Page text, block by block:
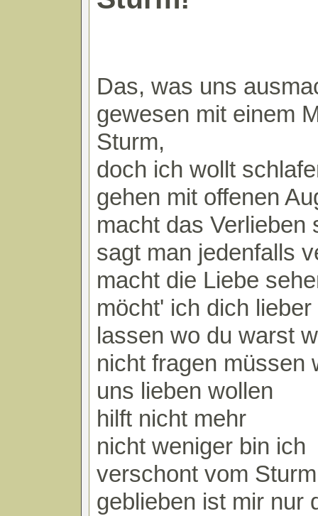
Das, was uns
gewesen mit einem
Sturm,
doch ich wollt
gehen mit offenen
macht das Verlieben
sagt man jedenfalls
macht die Liebe
möcht' ich dich lieber
lassen wo du warst
nicht fragen müssen
uns lieben wollen
hilft nicht mehr
nicht weniger bin ich
verschont vom Sturm
geblieben ist mir nur